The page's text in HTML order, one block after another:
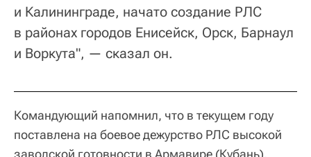
и Калининграде, начато создание РЛС
в районах городов Енисейск, Орск, Барнаул
и Воркута", — сказал он.
Командующий напомнил, что в текущем году
поставлена на боевое дежурство РЛС высокой
заводской готовности в Армавире (Кубань),